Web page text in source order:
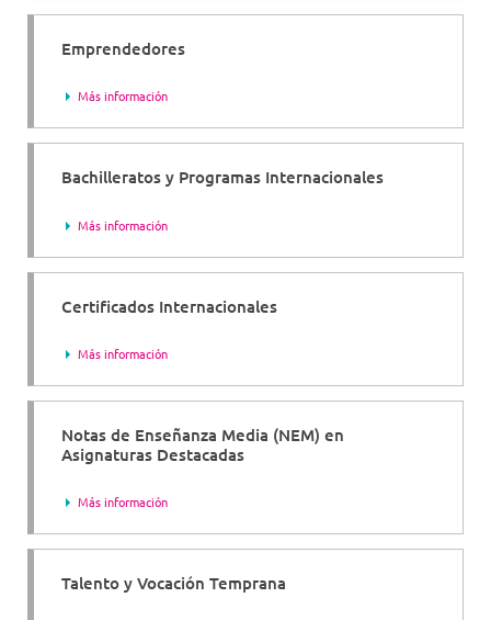
Emprendedores
Más información
Bachilleratos y Programas Internacionales
Más información
Certificados Internacionales
Más información
Notas de Enseñanza Media (NEM) en
Asignaturas Destacadas
Más información
Talento y Vocación Temprana